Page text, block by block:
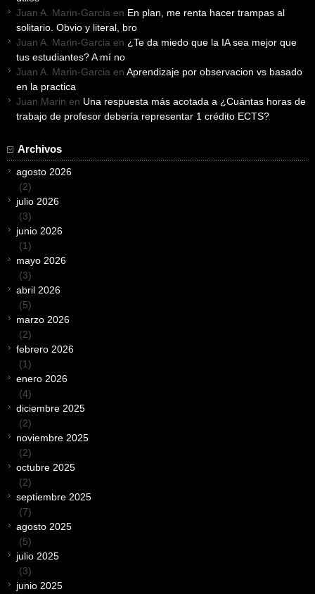
Juan A. Marin-Garcia en En plan, me renta hacer trampas al
solitario. Obvio y literal, bro
Juan A. Marin-Garcia en ¿Te da miedo que la IA sea mejor que
tus estudiantes? A mí no
Juan A. Marin-Garcia en Aprendizaje por observacion vs basado
en la practica
Juan Marin en Una respuesta más acotada a ¿Cuántas horas de
trabajo de profesor debería representar 1 crédito ECTS?
Archivos
agosto 2026
(2)
julio 2026
(3)
junio 2026
(1)
mayo 2026
(3)
abril 2026
(5)
marzo 2026
(2)
febrero 2026
(1)
enero 2026
(4)
diciembre 2025
(2)
noviembre 2025
(2)
octubre 2025
(2)
septiembre 2025
(7)
agosto 2025
(5)
julio 2025
(3)
junio 2025